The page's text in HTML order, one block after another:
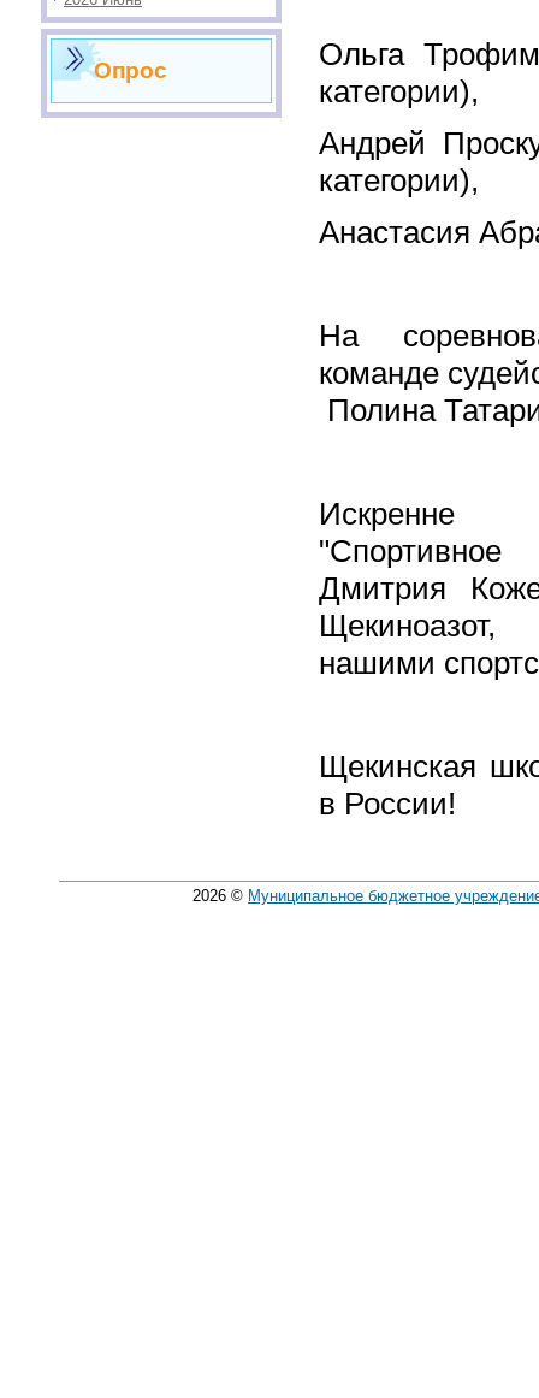
Опрос
Ольга
категории),
Андрей
категории),
Анастасия
На
команде
Полина
Искренне
Дмитрия
нашими
Щекинская
в России!
2026 © Муниципальное бюджетное